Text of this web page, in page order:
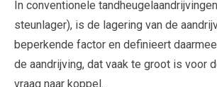
In conventionele
steunlager), is de lagering van de
beperkende factor en definieert
de aandrijving, dat vaak te groot is voor
vraag naar koppel.